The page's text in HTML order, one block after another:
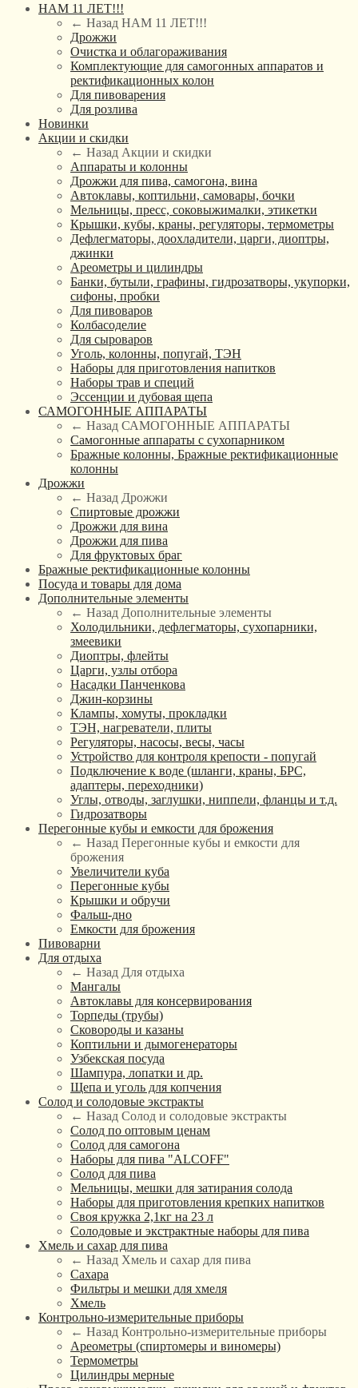
НАМ 11 ЛЕТ!!!
← Назад НАМ 11 ЛЕТ!!!
Дрожжи
Очистка и облагораживания
Комплектующие для самогонных аппаратов и
ректификационных колон
Для пивоварения
Для розлива
Новинки
Акции и скидки
← Назад Акции и скидки
Аппараты и колонны
Дрожжи для пива, самогона, вина
Автоклавы, коптильни, самовары, бочки
Мельницы, пресс, соковыжималки, этикетки
Крышки, кубы, краны, регуляторы, термометры
Дефлегматоры, доохладители, царги, диоптры,
джинки
Ареометры и цилиндры
Банки, бутыли, графины, гидрозатворы, укупорки,
сифоны, пробки
Для пивоваров
Колбасоделие
Для сыроваров
Уголь, колонны, попугай, ТЭН
Наборы для приготовления напитков
Наборы трав и специй
Эссенции и дубовая щепа
САМОГОННЫЕ АППАРАТЫ
← Назад САМОГОННЫЕ АППАРАТЫ
Самогонные аппараты с сухопарником
Бражные колонны, Бражные ректификационные
колонны
Дрожжи
← Назад Дрожжи
Спиртовые дрожжи
Дрожжи для вина
Дрожжи для пива
Для фруктовых браг
Бражные ректификационные колонны
Посуда и товары для дома
Дополнительные элементы
← Назад Дополнительные элементы
Холодильники, дефлегматоры, сухопарники,
змеевики
Диоптры, флейты
Царги, узлы отбора
Насадки Панченкова
Джин-корзины
Клампы, хомуты, прокладки
ТЭН, нагреватели, плиты
Регуляторы, насосы, весы, часы
Устройство для контроля крепости - попугай
Подключение к воде (шланги, краны, БРС,
адаптеры, переходники)
Углы, отводы, заглушки, ниппели, фланцы и т.д.
Гидрозатворы
Перегонные кубы и емкости для брожения
← Назад Перегонные кубы и емкости для
брожения
Увеличители куба
Перегонные кубы
Крышки и обручи
Фальш-дно
Емкости для брожения
Пивоварни
Для отдыха
← Назад Для отдыха
Мангалы
Автоклавы для консервирования
Торпеды (трубы)
Сковороды и казаны
Коптильни и дымогенераторы
Узбекская посуда
Шампура, лопатки и др.
Щепа и уголь для копчения
Солод и солодовые экстракты
← Назад Солод и солодовые экстракты
Солод по оптовым ценам
Солод для самогона
Наборы для пива "ALCOFF"
Солод для пива
Мельницы, мешки для затирания солода
Наборы для приготовления крепких напитков
Своя кружка 2,1кг на 23 л
Солодовые и экстрактные наборы для пива
Хмель и сахар для пива
← Назад Хмель и сахар для пива
Сахара
Фильтры и мешки для хмеля
Хмель
Контрольно-измерительные приборы
← Назад Контрольно-измерительные приборы
Ареометры (спиртомеры и виномеры)
Термометры
Цилиндры мерные